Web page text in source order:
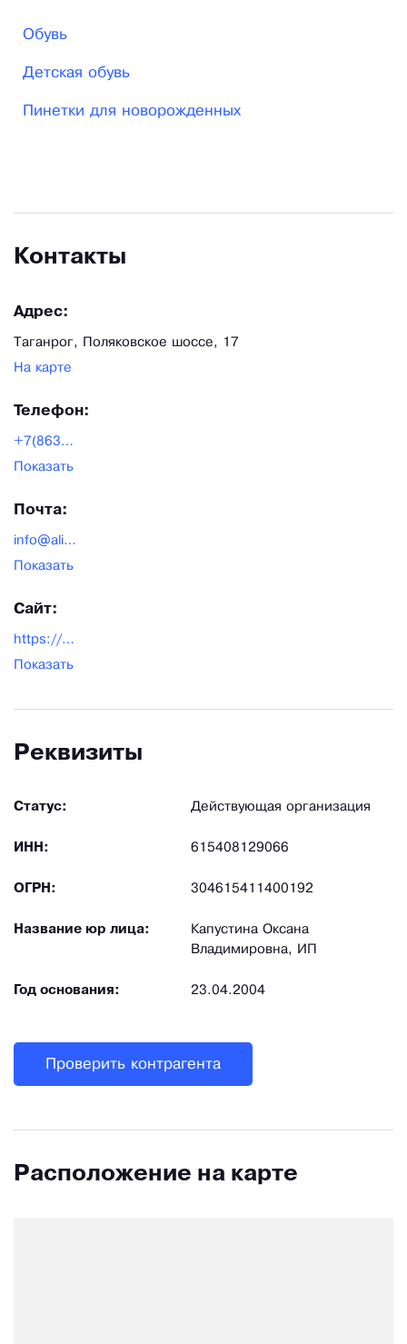
Обувь
Детская обувь
Пинетки для новорожденных
Контакты
Адрес:
Таганрог, Поляковское шоссе, 17
На карте
Телефон:
+7(8634)398-548
Показать
Почта:
info@alisat.ru
Показать
Сайт:
https://alisat.ru/
Показать
Реквизиты
Статус: Действующая организация
ИНН: 615408129066
ОГРН: 304615411400192
Название юр лица:
Капустина Оксана
Владимировна, ИП
Год основания: 23.04.2004
Проверить контрагента
Расположение на карте